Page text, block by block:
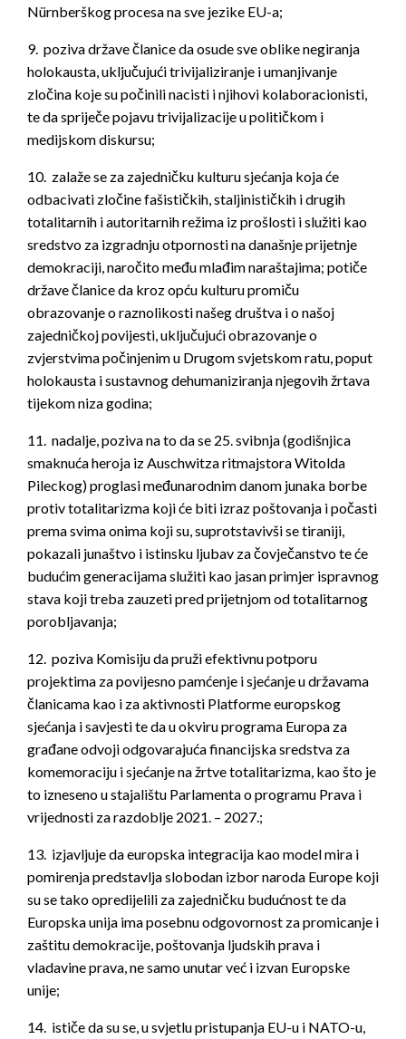
Nürnberškog procesa na sve jezike EU-a;
9. poziva države članice da osude sve oblike negiranja
holokausta, uključujući trivijaliziranje i umanjivanje
zločina koje su počinili nacisti i njihovi kolaboracionisti,
te da spriječe pojavu trivijalizacije u političkom i
medijskom diskursu;
10. zalaže se za zajedničku kulturu sjećanja koja će
odbacivati zločine fašističkih, staljinističkih i drugih
totalitarnih i autoritarnih režima iz prošlosti i služiti kao
sredstvo za izgradnju otpornosti na današnje prijetnje
demokraciji, naročito među mlađim naraštajima; potiče
države članice da kroz opću kulturu promiču
obrazovanje o raznolikosti našeg društva i o našoj
zajedničkoj povijesti, uključujući obrazovanje o
zvjerstvima počinjenim u Drugom svjetskom ratu, poput
holokausta i sustavnog dehumaniziranja njegovih žrtava
tijekom niza godina;
11. nadalje, poziva na to da se 25. svibnja (godišnjica
smaknuća heroja iz Auschwitza ritmajstora Witolda
Pileckog) proglasi međunarodnim danom junaka borbe
protiv totalitarizma koji će biti izraz poštovanja i počasti
prema svima onima koji su, suprotstavivši se tiraniji,
pokazali junaštvo i istinsku ljubav za čovječanstvo te će
budućim generacijama služiti kao jasan primjer ispravnog
stava koji treba zauzeti pred prijetnjom od totalitarnog
porobljavanja;
12. poziva Komisiju da pruži efektivnu potporu
projektima za povijesno pamćenje i sjećanje u državama
članicama kao i za aktivnosti Platforme europskog
sjećanja i savjesti te da u okviru programa Europa za
građane odvoji odgovarajuća financijska sredstva za
komemoraciju i sjećanje na žrtve totalitarizma, kao što je
to izneseno u stajalištu Parlamenta o programu Prava i
vrijednosti za razdoblje 2021. – 2027.;
13. izjavljuje da europska integracija kao model mira i
pomirenja predstavlja slobodan izbor naroda Europe koji
su se tako opredijelili za zajedničku budućnost te da
Europska unija ima posebnu odgovornost za promicanje i
zaštitu demokracije, poštovanja ljudskih prava i
vladavine prava, ne samo unutar već i izvan Europske
unije;
14. ističe da su se, u svjetlu pristupanja EU-u i NATO-u,